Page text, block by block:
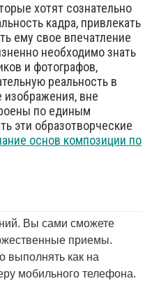
хотят сознательно
кадра, привлекать
ему свое впечатление
необходимо знать
и фотографов,
реальность в
изображения, вне
по единым
эти образотворческие
основ композиции по
Вы сами сможете
приемы.
как на
мобильного телефона.